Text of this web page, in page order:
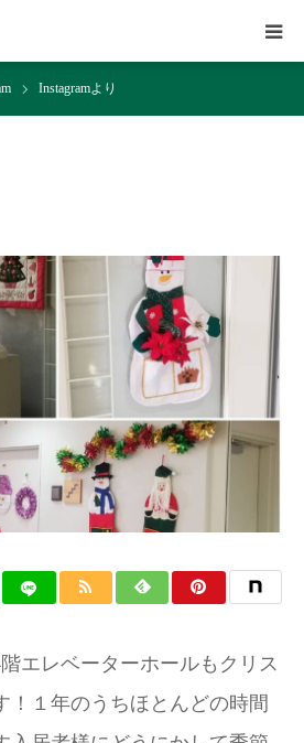
Instagramより
エレベーターホールもクリス
！１年のうちほとんどの時間